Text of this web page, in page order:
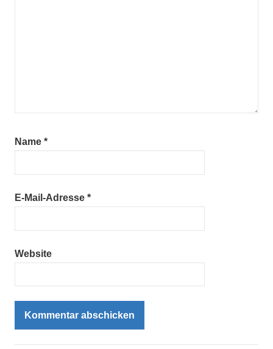
Name *
E-Mail-Adresse *
Website